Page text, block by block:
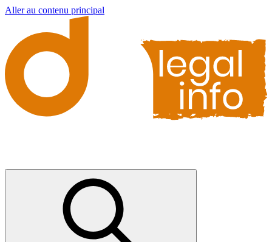
Aller au contenu principal